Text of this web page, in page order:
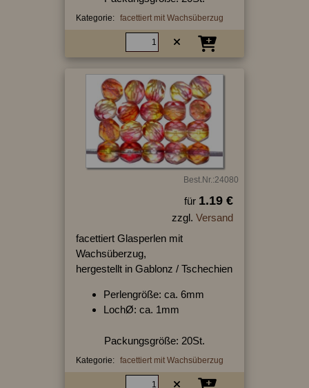
Kategorie: facettiert mit Wachsüberzug
Best.Nr.:24080
für 1.19 €
zzgl. Versand
facettiert Glasperlen mit
Wachsüberzug,
hergestellt in Gablonz / Tschechien
Perlengröße: ca. 6mm
LochØ: ca. 1mm
Packungsgröße: 20St.
Kategorie: facettiert mit Wachsüberzug